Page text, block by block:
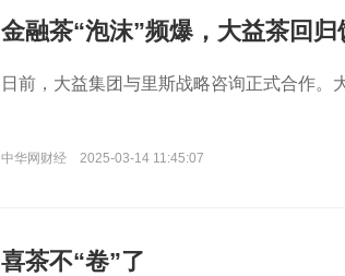
金融茶“泡沫”频爆，大益茶回归
日前，大益集团与里斯战略咨询正式合作。
中华网财经 2025-03-14 11:45:07
喜茶不“卷”了